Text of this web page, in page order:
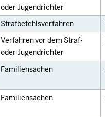
oder Jugendrichter
Strafbefehlsverfahren
Verfahren vor dem Straf-
oder Jugendrichter
Familiensachen
Familiensachen